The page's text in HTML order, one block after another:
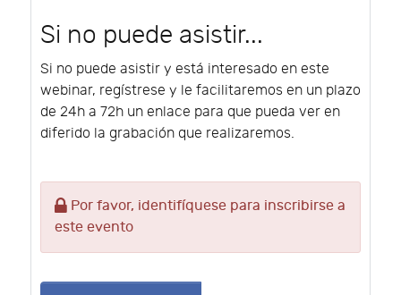
Si no puede asistir...
Si no puede asistir y está interesado en este
webinar, regístrese y le facilitaremos en un plazo
de 24h a 72h un enlace para que pueda ver en
diferido la grabación que realizaremos.
Por favor, identifíquese para inscribirse a
este evento